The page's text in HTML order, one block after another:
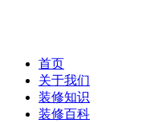
首页
关于我们
装修知识
装修百科